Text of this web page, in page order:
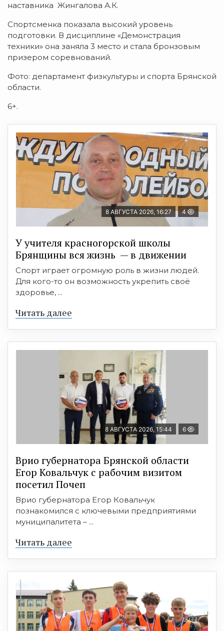
наставника Жингалова А.К.
Спортсменка показала высокий уровень
подготовки. В дисциплине «Демонстрация
техники» она заняла 3 место и стала бронзовым
призером соревнований.
Фото: департамент физкультуры и спорта Брянской
области.
6+.
8 АВГУСТА 2026, 16:27 4
У учителя красногорской школы
Брянщины вся жизнь — в движении
Спорт играет огромную роль в жизни людей.
Для кого-то он возможность укрепить своё
здоровье, ...
Читать далее
8 АВГУСТА 2026, 15:44 6
Врио губернатора Брянской области
Егор Ковальчук с рабочим визитом
посетил Почеп
Врио губернатора Егор Ковальчук
познакомился с ключевыми предприятиями
муниципалитета – ...
Читать далее